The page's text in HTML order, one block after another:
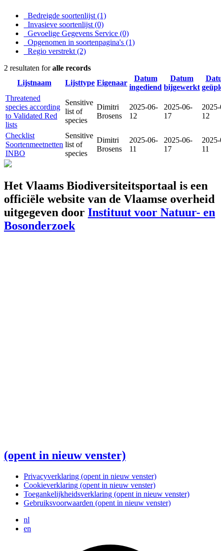
Bedreigde soortenlijst (1)
Invasieve soortenlijst (0)
Gevoelige Gegevens Service (0)
Opgenomen in soortenpagina's (1)
Regio verstrekt (2)
2 resultaten foralle records
Lijstnaam
Lijsttype Eigenaar
Datum
ingediend
Datum
bijgewerkt
Threatened
species according
to Validated Red
lists
Sensitive
list of
species
Dimitri
Brosens
2025-06-
12
2025-06-
17
12
Checklist
Soortenmeetnetten
INBO
Sensitive
list of
species
Dimitri
Brosens
2025-06-
11
2025-06-
17
11
Het Vlaams Biodiversiteitsportaal is een
officiële website van de Vlaamse overheid
uitgegeven door Instituut voor Natuur- en
Bosonderzoek
(opent in nieuw venster)
Privacyverklaring (opent in nieuw venster)
Cookieverklaring (opent in nieuw venster)
Toegankelijkheidsverklaring (opent in nieuw venster)
Gebruiksvoorwaarden (opent in nieuw venster)
nl
en